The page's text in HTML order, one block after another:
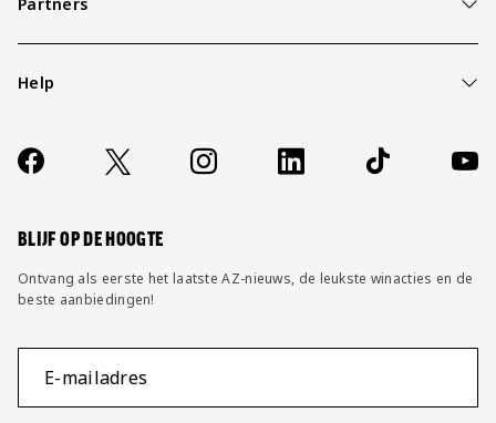
Help
Contact
FAQ
Socials
https://www.facebook.com/AZAlkmaar
X Instagram LinkedIn TikTok
BLIJF OP DE HOOGTE
Ontvang als eerste het laatste AZ-nieuws, de leukste winacties en de
beste aanbiedingen!
E-mailadres